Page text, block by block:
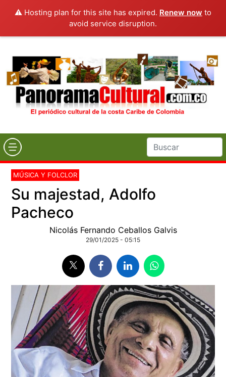
⚠️ Hosting plan for this site has expired. Renew now to
avoid service disruption.
MÚSICA Y FOLCLOR
Su majestad, Adolfo
Pacheco
Nicolás Fernando Ceballos Galvis
29/01/2025 - 05:15